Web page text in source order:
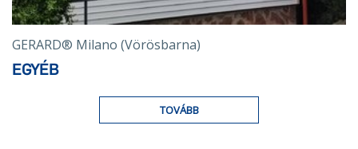
GERARD® Milano (Vörösbarna)
EGYÉB
TOVÁBB